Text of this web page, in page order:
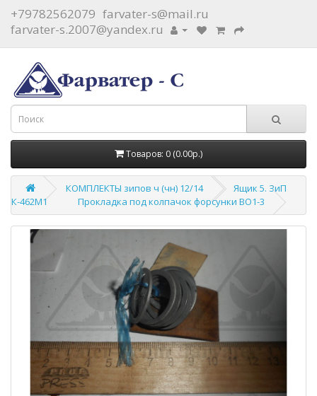
+79782562079 farvater-s@mail.ru
farvater-s.2007@yandex.ru
Товаров: 0 (0.00р.)
КОМПЛЕКТЫ зипов ч (чн) 12/14
Ящик 5. ЗиП
К-462М1
Прокладка под колпачок форсунки ВО1-3